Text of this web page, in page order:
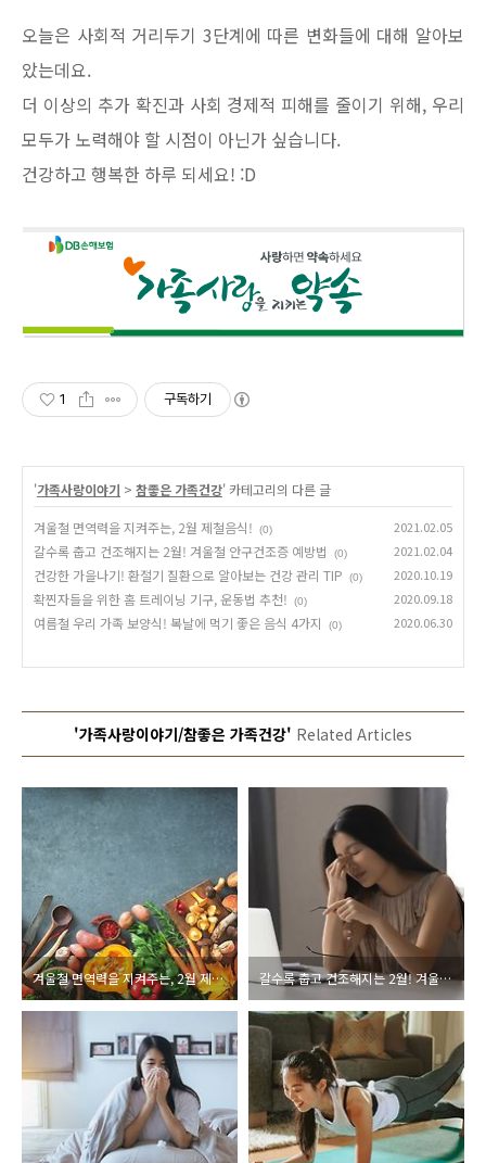
오늘은 사회적 거리두기 3단계에 따른 변화들에 대해 알아보
았는데요.
더 이상의 추가 확진과 사회 경제적 피해를 줄이기 위해, 우리
모두가 노력해야 할 시점이 아닌가 싶습니다.
건강하고 행복한 하루 되세요! :D
1 구독하기
'가족사랑이야기 > 참좋은 가족건강' 카테고리의 다른 글
겨울철 면역력을 지켜주는, 2월 제철음식! (0) 2021.02.05
갈수록 춥고 건조해지는 2월! 겨울철 안구건조증 예방법 (0) 2021.02.04
건강한 가을나기! 환절기 질환으로 알아보는 건강 관리 TIP (0) 2020.10.19
확찐자들을 위한 홈 트레이닝 기구, 운동법 추천! (0) 2020.09.18
여름철 우리 가족 보양식! 복날에 먹기 좋은 음식 4가지 (0) 2020.06.30
'가족사랑이야기/참좋은 가족건강' Related Articles
겨울철 면역력을 지켜주는, 2월 제철음식! 갈수록 춥고 건조해지는 2월! 겨울철 안구건조증 예방법